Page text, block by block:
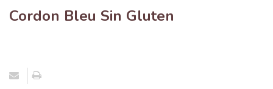
Cordon Bleu Sin Gluten